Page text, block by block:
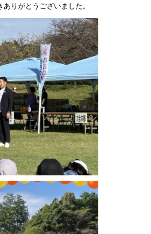
りがとうございました。